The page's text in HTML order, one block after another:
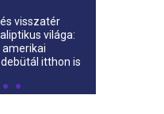
visszatér
világa:
itthon is